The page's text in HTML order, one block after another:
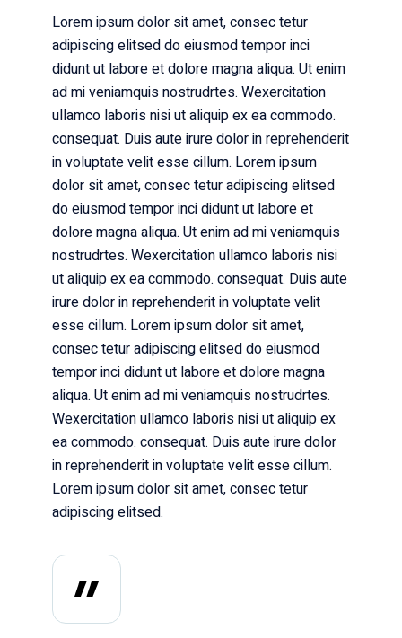
Lorem ipsum dolor sit amet, consec tetur
adipiscing elitsed do eiusmod tempor inci
didunt ut labore et dolore magna aliqua. Ut enim
ad mi veniamquis nostrudrtes. Wexercitation
ullamco laboris nisi ut aliquip ex ea commodo.
consequat. Duis aute irure dolor in reprehenderit
in voluptate velit esse cillum. Lorem ipsum
dolor sit amet, consec tetur adipiscing elitsed
do eiusmod tempor inci didunt ut labore et
dolore magna aliqua. Ut enim ad mi veniamquis
nostrudrtes. Wexercitation ullamco laboris nisi
ut aliquip ex ea commodo. consequat. Duis aute
irure dolor in reprehenderit in voluptate velit
esse cillum. Lorem ipsum dolor sit amet,
consec tetur adipiscing elitsed do eiusmod
tempor inci didunt ut labore et dolore magna
aliqua. Ut enim ad mi veniamquis nostrudrtes.
Wexercitation ullamco laboris nisi ut aliquip ex
ea commodo. consequat. Duis aute irure dolor
in reprehenderit in voluptate velit esse cillum.
Lorem ipsum dolor sit amet, consec tetur
adipiscing elitsed.